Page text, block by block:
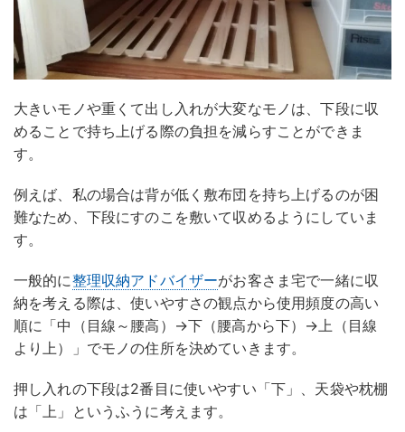
大きいモノや重くて出し入れが大変なモノは、下段に収
めることで持ち上げる際の負担を減らすことができま
す。
例えば、私の場合は背が低く敷布団を持ち上げるのが困
難なため、下段にすのこを敷いて収めるようにしていま
す。
一般的に整理収納アドバイザーがお客さま宅で一緒に収
納を考える際は、使いやすさの観点から使用頻度の高い
順に「中（目線～腰高）→下（腰高から下）→上（目線
より上）」でモノの住所を決めていきます。
押し入れの下段は2番目に使いやすい「下」、天袋や枕棚
は「上」というふうに考えます。